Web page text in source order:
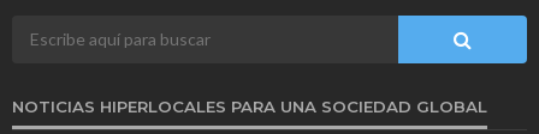
NOTICIAS HIPERLOCALES PARA UNA SOCIEDAD GLOBAL